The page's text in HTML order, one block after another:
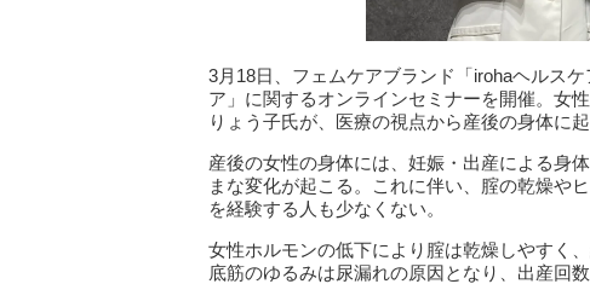
3月18日、フェムケアブランド「irohaヘルス
ア」に関するオンラインセミナーを開催。女
りょう子氏が、医療の視点から産後の身体に
産後の女性の身体には、妊娠・出産による身
まな変化が起こる。これに伴い、腟の乾燥や
を経験する人も少なくない。
女性ホルモンの低下により腟は乾燥しやすく
底筋のゆるみは尿漏れの原因となり、出産回